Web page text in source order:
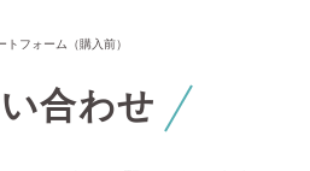
トフォーム（購入前）
合わせ